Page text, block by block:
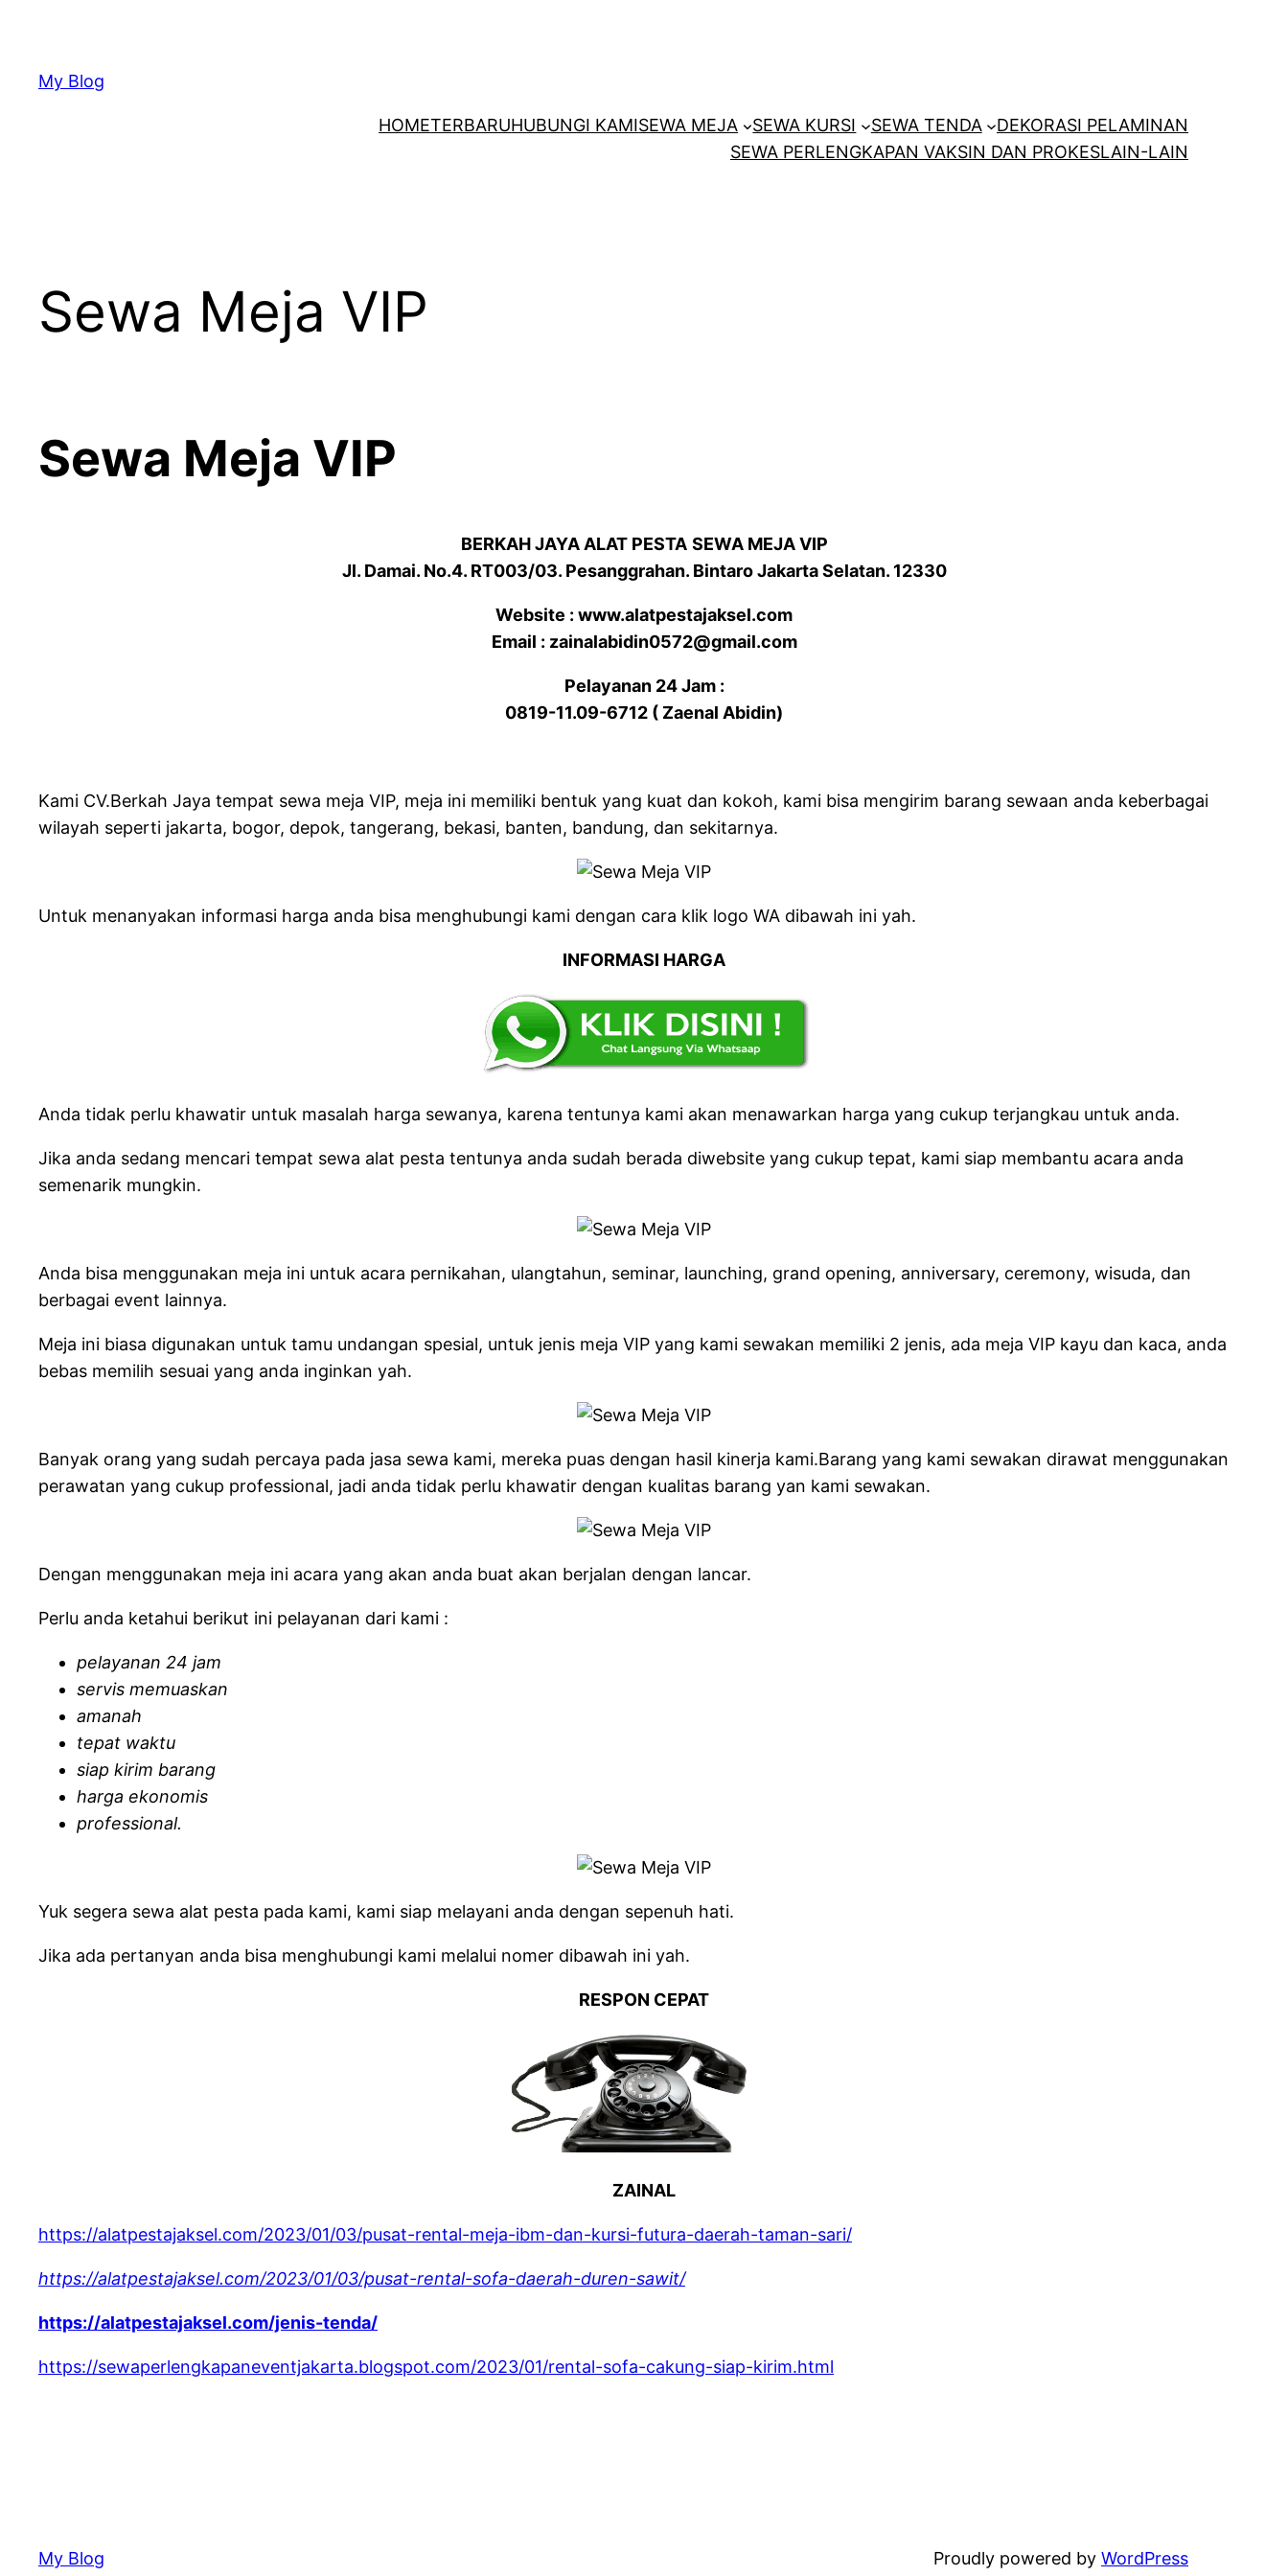
kontenMy Blog
HOMETERBARUHUBUNGI KAMISEWA MEJA SEWA KURSI SEWA TENDA
DEKORASI PELAMINAN
SEWA PERLENGKAPAN VAKSIN DAN PROKESLAIN-LAIN
Sewa Meja VIP
Sewa Meja VIP
BERKAH JAYA ALAT PESTA SEWA MEJA VIP
Jl. Damai. No.4. RT003/03. Pesanggrahan. Bintaro Jakarta Selatan. 12330
Website : www.alatpestajaksel.com
Email : zainalabidin0572@gmail.com
Pelayanan 24 Jam :
0819-11.09-6712 ( Zaenal Abidin)
Kami CV.Berkah Jaya tempat sewa meja VIP, meja ini memiliki bentuk yang kuat dan kokoh, kami bisa mengirim barang sewaan anda keberbagai
wilayah seperti jakarta, bogor, depok, tangerang, bekasi, banten, bandung, dan sekitarnya.
Untuk menanyakan informasi harga anda bisa menghubungi kami dengan cara klik logo WA dibawah ini yah.
INFORMASI HARGA
Anda tidak perlu khawatir untuk masalah harga sewanya, karena tentunya kami akan menawarkan harga yang cukup terjangkau untuk anda.
Jika anda sedang mencari tempat sewa alat pesta tentunya anda sudah berada diwebsite yang cukup tepat, kami siap membantu acara anda
semenarik mungkin.
Anda bisa menggunakan meja ini untuk acara pernikahan, ulangtahun, seminar, launching, grand opening, anniversary, ceremony, wisuda, dan
berbagai event lainnya.
Meja ini biasa digunakan untuk tamu undangan spesial, untuk jenis meja VIP yang kami sewakan memiliki 2 jenis, ada meja VIP kayu dan kaca, anda
bebas memilih sesuai yang anda inginkan yah.
Banyak orang yang sudah percaya pada jasa sewa kami, mereka puas dengan hasil kinerja kami.Barang yang kami sewakan dirawat menggunakan
perawatan yang cukup professional, jadi anda tidak perlu khawatir dengan kualitas barang yan kami sewakan.
Dengan menggunakan meja ini acara yang akan anda buat akan berjalan dengan lancar.
Perlu anda ketahui berikut ini pelayanan dari kami :
pelayanan 24 jam
servis memuaskan
amanah
tepat waktu
siap kirim barang
harga ekonomis
professional.
Yuk segera sewa alat pesta pada kami, kami siap melayani anda dengan sepenuh hati.
Jika ada pertanyan anda bisa menghubungi kami melalui nomer dibawah ini yah.
RESPON CEPAT
ZAINAL
https://alatpestajaksel.com/2023/01/03/pusat-rental-meja-ibm-dan-kursi-futura-daerah-taman-sari/
https://alatpestajaksel.com/2023/01/03/pusat-rental-sofa-daerah-duren-sawit/
https://alatpestajaksel.com/jenis-tenda/
https://sewaperlengkapaneventjakarta.blogspot.com/2023/01/rental-sofa-cakung-siap-kirim.html
My Blog Proudly powered by WordPress